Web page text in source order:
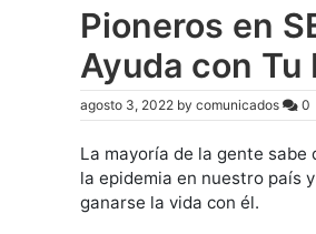
Pioneros en
Ayuda con Tu
agosto 3, 2022 by comunicados 0
La mayoría de la gente
la epidemia en nuestro país
ganarse la vida con él.